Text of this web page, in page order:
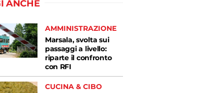
ANCHE
AMMINISTRAZIONE
Marsala, svolta sui
passaggi a livello:
riparte il confronto
con RFI
CUCINA & CIBO